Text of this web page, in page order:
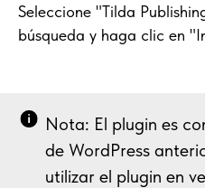
Seleccione "Tilda
búsqueda y haga clic en
Nota: El plugin es
de WordPress
utilizar el plugin en